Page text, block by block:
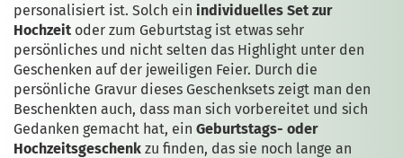
personalisiert ist. Solch ein individuelles Set zur
Hochzeit oder zum Geburtstag ist etwas sehr
persönliches und nicht selten das Highlight unter den
Geschenken auf der jeweiligen Feier. Durch die
persönliche Gravur dieses Geschenksets zeigt man den
Beschenkten auch, dass man sich vorbereitet und sich
Gedanken gemacht hat, ein Geburtstags- oder
Hochzeitsgeschenk zu finden, das sie noch lange an